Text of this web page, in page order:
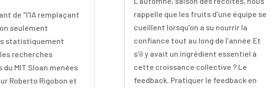
de "l'IA remplaçant
seulement
statistiquement
recherches
MIT Sloan menées
Roberto Rigobon et
rappelle que les fruits d’une équipe se
cueillent lorsqu’on a su nourrir la
confiance tout au long de l’année.Et
s’il y avait un ingrédient essentiel à
cette croissance collective ? Le
feedback. Pratiquer le feedback en